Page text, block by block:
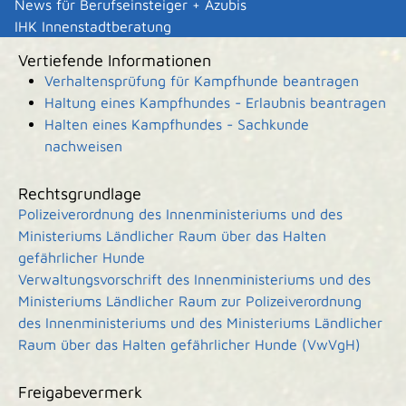
News für Berufseinsteiger + Azubis
IHK Innenstadtberatung
keine
Vertiefende Informationen
Verhaltensprüfung für Kampfhunde beantragen
Haltung eines Kampfhundes - Erlaubnis beantragen
Halten eines Kampfhundes - Sachkunde
nachweisen
Rechtsgrundlage
Polizeiverordnung des Innenministeriums und des
Ministeriums Ländlicher Raum über das Halten
gefährlicher Hunde
Verwaltungsvorschrift des Innenministeriums und des
Ministeriums Ländlicher Raum zur Polizeiverordnung
des Innenministeriums und des Ministeriums Ländlicher
Raum über das Halten gefährlicher Hunde (VwVgH)
Freigabevermerk